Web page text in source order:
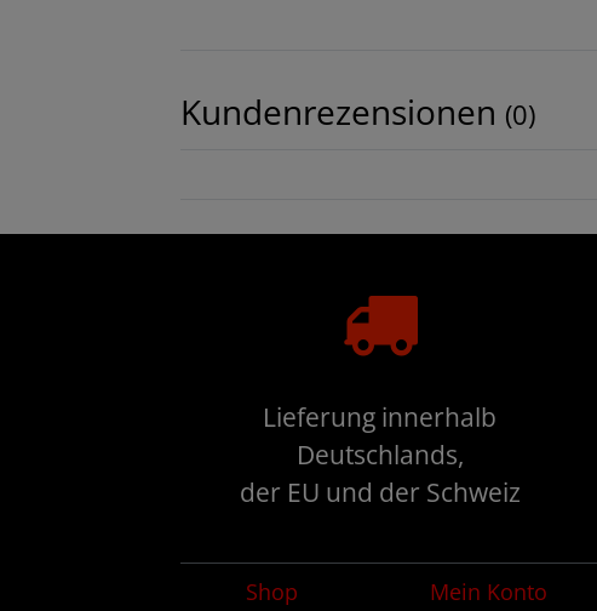
Kundenrezensionen (0)
Lieferung innerhalb
Deutschlands,
der EU und der Schweiz
Shop Mein Konto